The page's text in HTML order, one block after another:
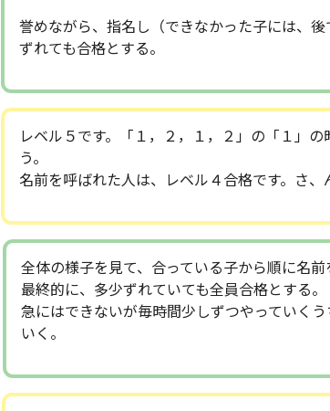
誉めながら、指名し（できなかった子には、
ずれても合格とする。
レベル５です。「１，２，１，２」の「１」
う。
名前を呼ばれた人は、レベル４合格です。さ、
全体の様子を見て、合っている子から順に名前
最終的に、多少ずれていても全員合格とする。
急にはできないが毎時間少しずつやっていく
いく。